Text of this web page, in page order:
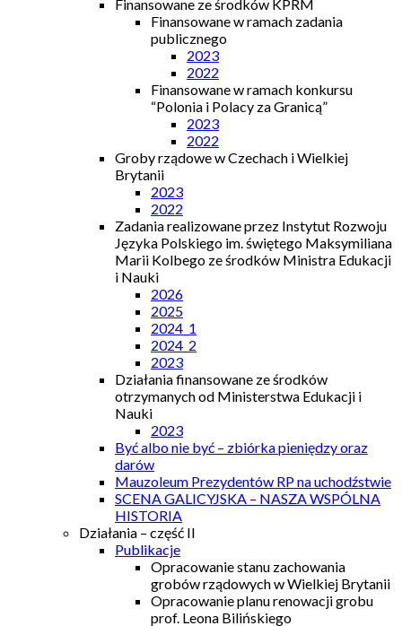
Finansowane ze środków KPRM
Finansowane w ramach zadania
publicznego
2023
2022
Finansowane w ramach konkursu
“Polonia i Polacy za Granicą”
2023
2022
Groby rządowe w Czechach i Wielkiej
Brytanii
2023
2022
Zadania realizowane przez Instytut Rozwoju
Języka Polskiego im. świętego Maksymiliana
Marii Kolbego ze środków Ministra Edukacji
i Nauki
2026
2025
2024_1
2024_2
2023
Działania finansowane ze środków
otrzymanych od Ministerstwa Edukacji i
Nauki
2023
Być albo nie być – zbiórka pieniędzy oraz
darów
Mauzoleum Prezydentów RP na uchodźstwie
SCENA GALICYJSKA – NASZA WSPÓLNA
HISTORIA
Działania – część II
Publikacje
Opracowanie stanu zachowania
grobów rządowych w Wielkiej Brytanii
Opracowanie planu renowacji grobu
prof. Leona Bilińskiego